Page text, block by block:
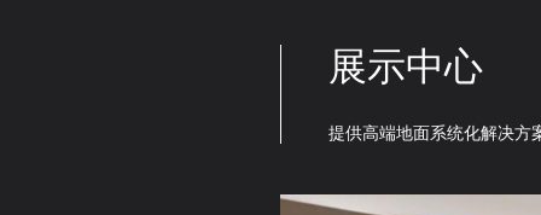
展示中心
提供高端地面系统化解决方